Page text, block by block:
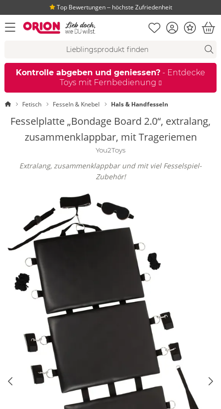
Top Bewertungen ‒ höchste Zufriedenheit
Menü öffnen Merkliste
KontoBonus
Kontrolle abgeben und geniessen? - Entdecke
Toys mit Fernbedienung
Startseite
Fetisch Fesseln & Knebel Hals & Handfesseln
Fesselplatte „Bondage Board 2.0“, extralang,
zusammenklappbar, mit Trageriemen
You2Toys
Extralang, zusammenklappbar und mit viel Fesselspiel-
Zubehör!